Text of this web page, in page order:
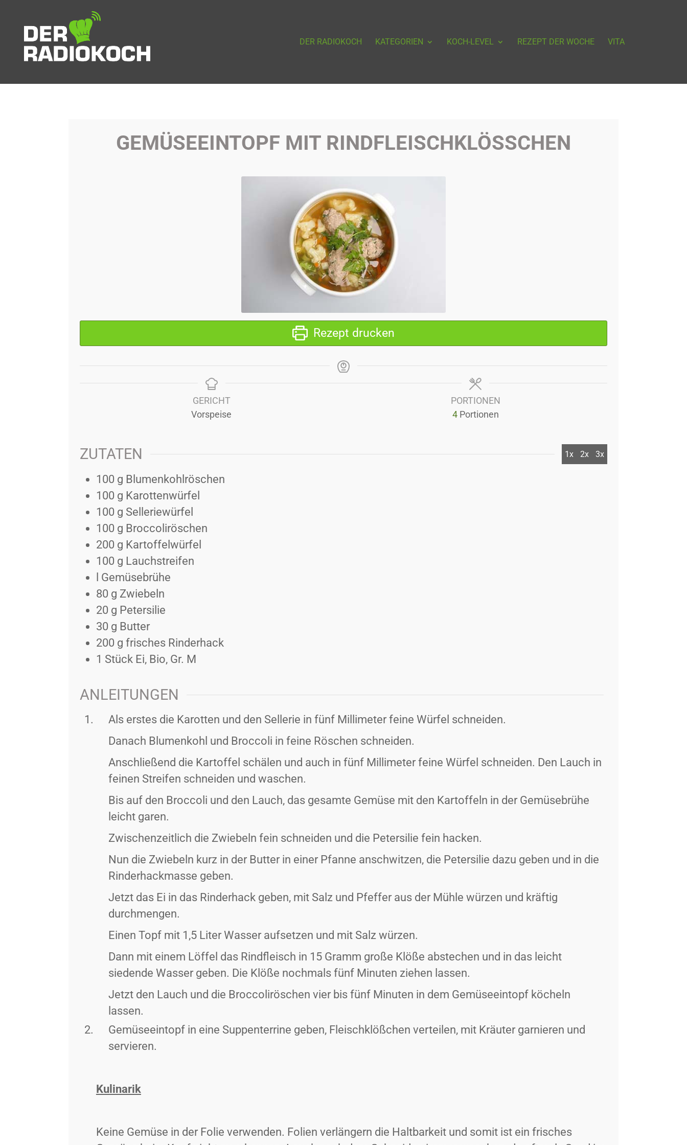
DER RADIOKOCH KATEGORIEN KOCH-LEVEL REZEPT DER WOCHE VITA
GEMÜSEEINTOPF MIT RINDFLEISCHKLÖSSCHEN
Rezept drucken
GERICHT
Vorspeise
PORTIONEN
4 Portionen
ZUTATEN 1x 2x 3x
100 g Blumenkohlröschen
100 g Karottenwürfel
100 g Selleriewürfel
100 g Broccoliröschen
200 g Kartoffelwürfel
100 g Lauchstreifen
Gemüsebrühe
80 g Zwiebeln
20 g Petersilie
30 g Butter
200 g frisches Rinderhack
1 Stück Ei, Bio, Gr. M
ANLEITUNGEN
Als erstes die Karotten und den Sellerie in fünf Millimeter feine Würfel schneiden.
Danach Blumenkohl und Broccoli in feine Röschen schneiden.
Anschließend die Kartoffel schälen und auch in fünf Millimeter feine Würfel schneiden. Den Lauch in
feinen Streifen schneiden und waschen.
Bis auf den Broccoli und den Lauch, das gesamte Gemüse mit den Kartoffeln in der Gemüsebrühe
leicht garen.
Zwischenzeitlich die Zwiebeln fein schneiden und die Petersilie fein hacken.
Nun die Zwiebeln kurz in der Butter in einer Pfanne anschwitzen, die Petersilie dazu geben und in die
Rinderhackmasse geben.
Jetzt das Ei in das Rinderhack geben, mit Salz und Pfeffer aus der Mühle würzen und kräftig
durchmengen.
Einen Topf mit 1,5 Liter Wasser aufsetzen und mit Salz würzen.
Dann mit einem Löffel das Rindfleisch in 15 Gramm große Klöße abstechen und in das leicht
siedende Wasser geben. Die Klöße nochmals fünf Minuten ziehen lassen.
Jetzt den Lauch und die Broccoliröschen vier bis fünf Minuten in dem Gemüseeintopf köcheln
lassen.
Gemüseeintopf in eine Suppenterrine geben, Fleischklößchen verteilen, mit Kräuter garnieren und
servieren.
Kulinarik
Keine Gemüse in der Folie verwenden. Folien verlängern die Haltbarkeit und somit ist ein frisches